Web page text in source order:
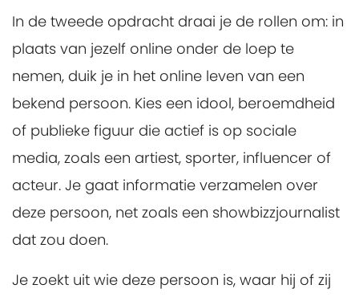
In de tweede opdracht draai je de rollen om: in
plaats van jezelf online onder de loep te
nemen, duik je in het online leven van een
bekend persoon. Kies een idool, beroemdheid
of publieke figuur die actief is op sociale
media, zoals een artiest, sporter, influencer of
acteur. Je gaat informatie verzamelen over
deze persoon, net zoals een showbizzjournalist
dat zou doen.
Je zoekt uit wie deze persoon is, waar hij of zij